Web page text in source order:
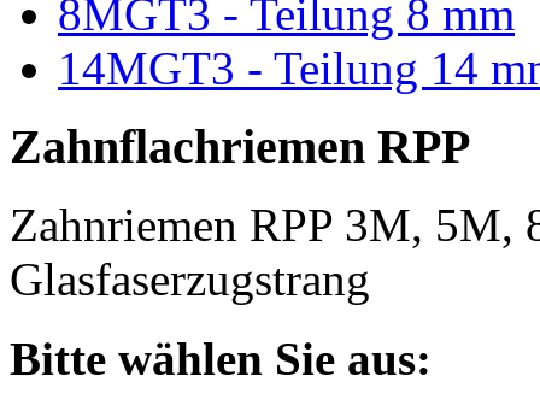
8MGT3 - Teilung 8 mm
14MGT3 - Teilung 14
Zahnflachriemen RPP
Zahnriemen RPP 3M, 5M,
Glasfaserzugstrang
Bitte wählen Sie aus: